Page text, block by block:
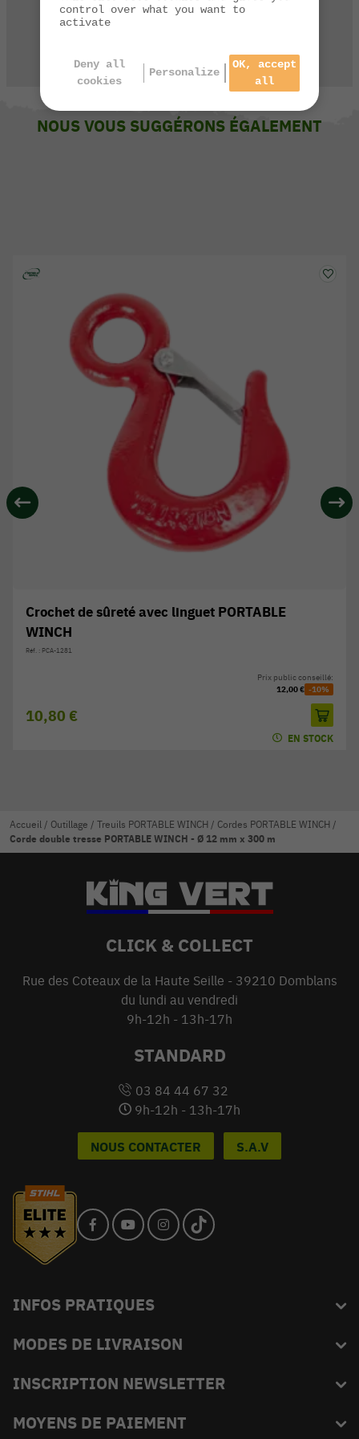
03 84 44 67 32
CONTACTEZ-NOUS
NOUS VOUS SUGGÉRONS ÉGALEMENT
Crochet de sûreté avec linguet PORTABLE
WINCH
Réf. : PCA-1281
10,80 €
Prix public conseillé:
12,00 € -10%
EN STOCK
Accueil / Outillage / Treuils PORTABLE WINCH / Cordes PORTABLE WINCH /
Corde double tresse PORTABLE WINCH - Ø 12 mm x 300 m
CLICK & COLLECT
Rue des Coteaux de la Haute Seille - 39210 Domblans
du lundi au vendredi
9h-12h - 13h-17h
STANDARD
03 84 44 67 32
9h-12h - 13h-17h
NOUS CONTACTER S.A.V
INFOS PRATIQUES
Blog
L'équipe du King
Livraison
MODES DE LIVRAISON
INSCRIPTION NEWSLETTER
Abonnez-vous et recevez en exclusivité les bons plans de
MOYENS DE PAIEMENT
control over what you want to
activate
Deny all
cookies
Personalize
OK, accept
all